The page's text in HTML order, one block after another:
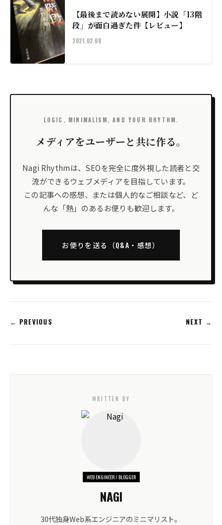
【最後まで読めない展開】小説「13階
段」が面白過ぎた件【レビュー】
2021.02.08
LOGIC, MINIMALISM, AND YOUR RHYTHM.
メディアをユーザーと共に作る。
Nagi Rhythmは、SEOを完全に度外視した読者と交
流ができるウェブメディアを目指しています。
この記事への感想、または個人的なご相談など、ど
んな「熱」のあるお便りも歓迎します。
お便りを送る（Q&A・感想）
← PREVIOUS NEXT →
WRITTEN BY
WEB ENGINEER / BLOGGER
NAGI
30代独身Web系エンジニアのミニマリスト。